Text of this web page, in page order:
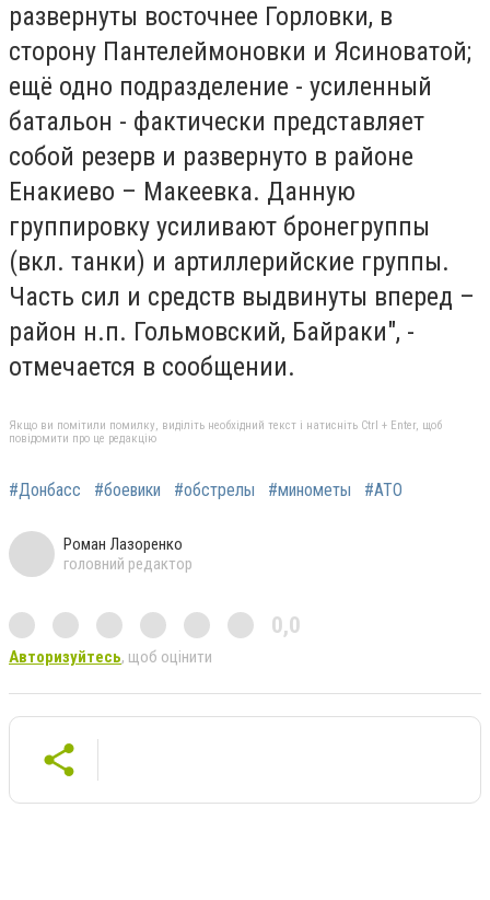
развернуты восточнее Горловки, в
сторону Пантелеймоновки и Ясиноватой;
ещё одно подразделение - усиленный
батальон - фактически представляет
собой резерв и развернуто в районе
Енакиево – Макеевка. Данную
группировку усиливают бронегруппы
(вкл. танки) и артиллерийские группы.
Часть сил и средств выдвинуты вперед –
район н.п. Гольмовский, Байраки", -
отмечается в сообщении.
Якщо ви помітили помилку, виділіть необхідний текст і натисніть Ctrl + Enter, щоб
повідомити про це редакцію
#Донбасс #боевики #обстрелы #минометы #АТО
Роман Лазоренко
головний редактор
0,0
Авторизуйтесь, щоб оцінити